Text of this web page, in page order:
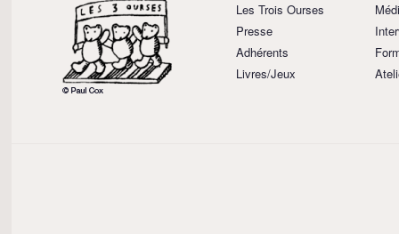
Les Trois Ourses
Presse
Adhérents
Livres/Jeux